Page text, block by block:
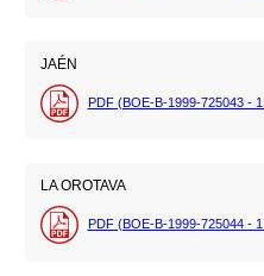
JAÉN
PDF (BOE-B-1999-725043 - 1
LA OROTAVA
PDF (BOE-B-1999-725044 - 1